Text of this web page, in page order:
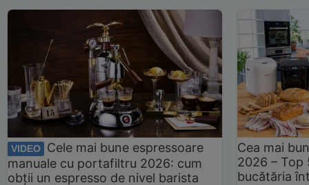
VIDEO
Cele mai bune espressoare
manuale cu portafiltru 2026: cum
obții un espresso de nivel barista
Cea mai
2026 –
bucătăria